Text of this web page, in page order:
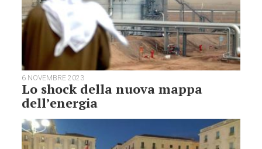
6 NOVEMBRE 2023
Lo shock della nuova mappa
dell’energia